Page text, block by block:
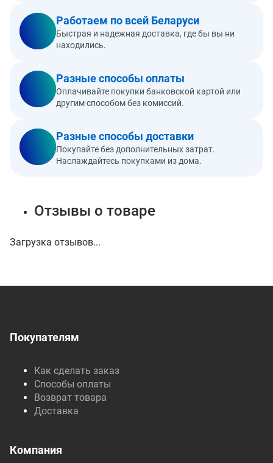
Работаем по всей Беларуси
Быстрая и надежная доставка, где бы вы ни
находились.
Разные способы оплаты
Оплачивайте покупки банковской картой или
другим способом без комиссий.
Разные способы доставки
Покупайте без дополнительных затрат.
Наслаждайтесь покупками из дома.
Отзывы о товаре
Загрузка отзывов...
Покупателям
Как сделать заказ
Способы оплаты
Возврат товара
Доставка
Компания